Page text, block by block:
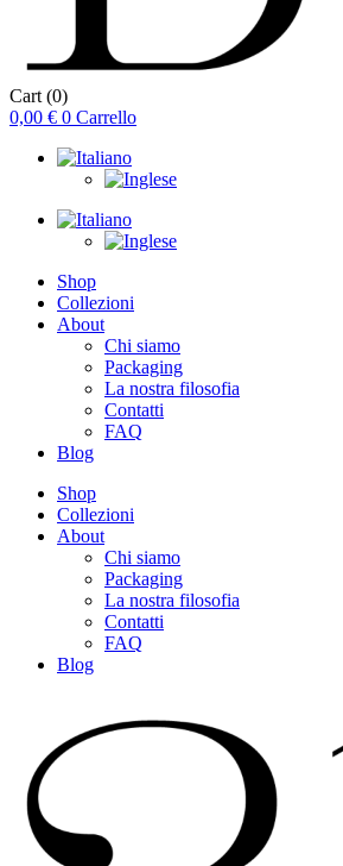
Cart (0)
0,00 € 0 Carrello
Shop
Collezioni
About
Chi siamo
Packaging
La nostra filosofia
Contatti
FAQ
Blog
Shop
Collezioni
About
Chi siamo
Packaging
La nostra filosofia
Contatti
FAQ
Blog